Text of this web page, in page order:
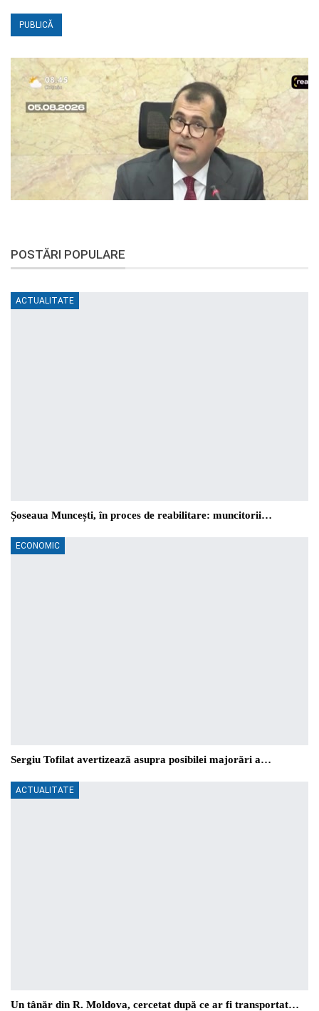
POSTĂRI POPULARE
ACTUALITATE
Șoseaua Muncești, în proces de reabilitare: muncitorii…
ECONOMIC
Sergiu Tofilat avertizează asupra posibilei majorări a…
ACTUALITATE
Un tânăr din R. Moldova, cercetat după ce ar fi transportat…